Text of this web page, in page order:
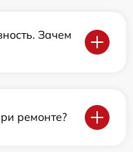
Зачем
ремонте?